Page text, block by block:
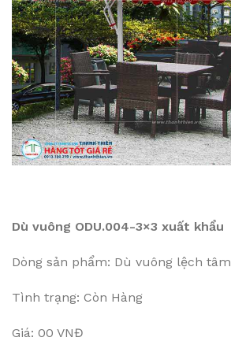
Dù vuông ODU.004-3×3 xuất khẩu
Dòng sản phẩm: Dù vuông lệch tâm
Tình trạng: Còn Hàng
Giá: 00 VNĐ